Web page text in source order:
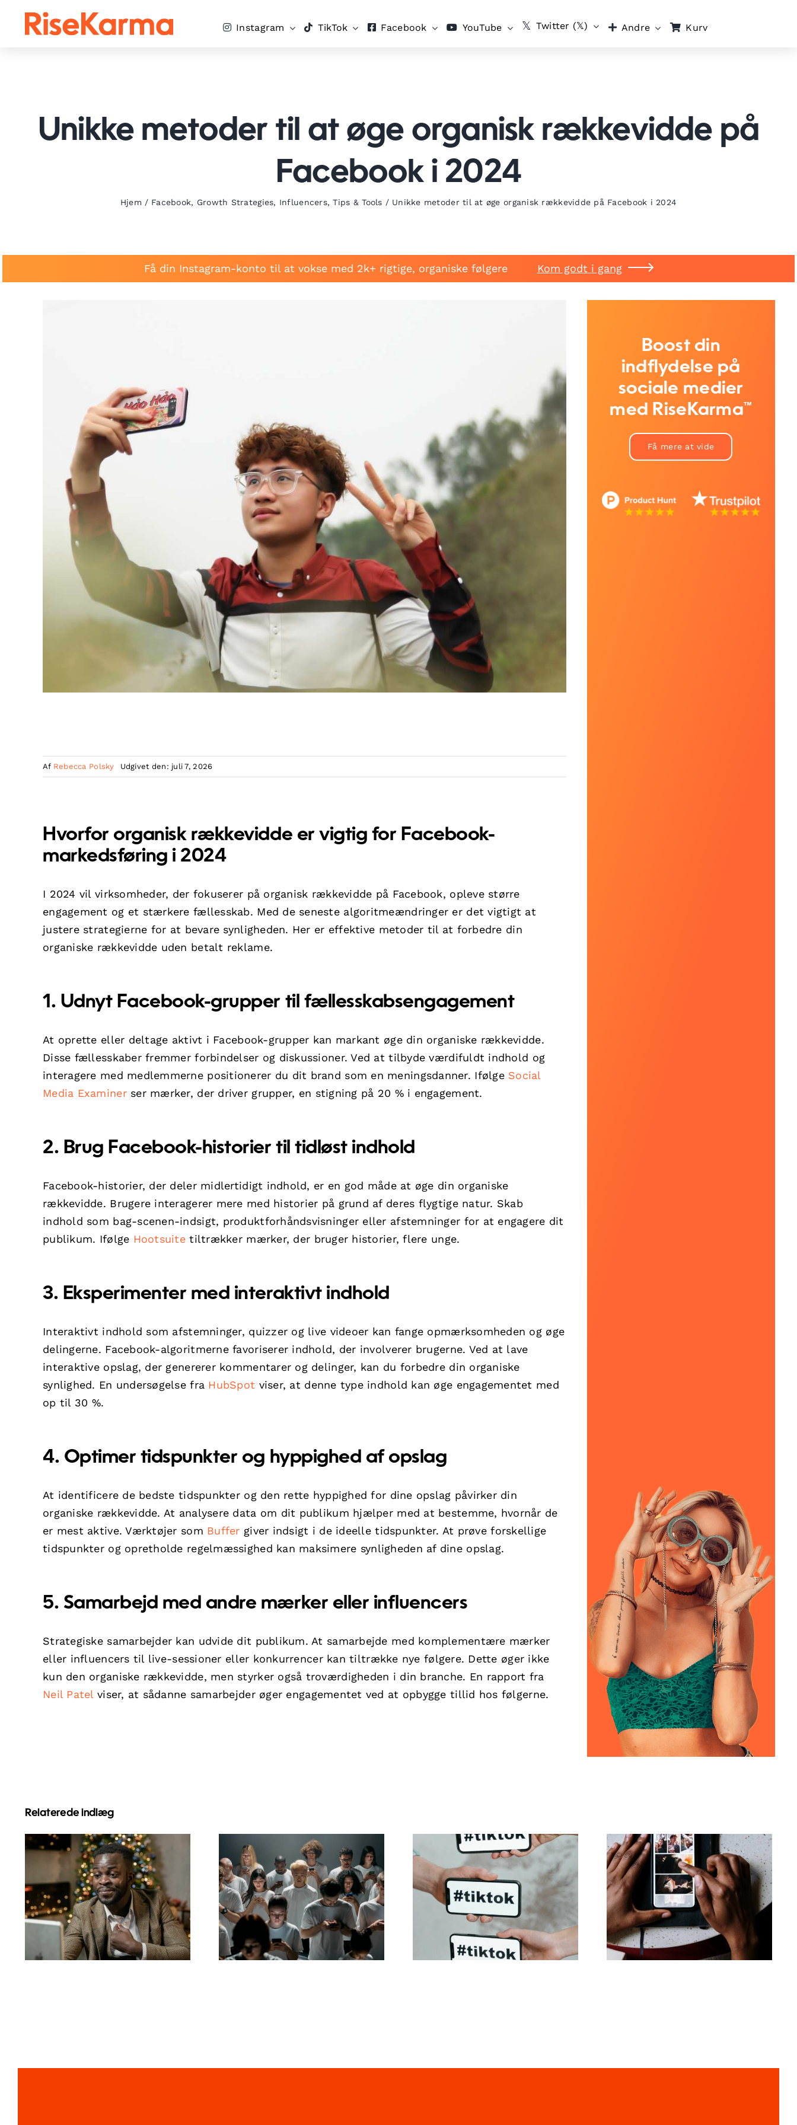
Instagram TikTok Facebook YouTube Twitter (𝕏) Andre Kurv
Unikke metoder til at øge organisk rækkevidde på
Facebook i 2024
Hjem / Facebook, Growth Strategies, Influencers,Tips & Tools / Unikke metoder til at øge organisk rækkevidde på Facebook i 2024
Få din Instagram-konto til at vokse med 2k+ rigtige, organiske følgere Kom godt i gang
Af Rebecca Polsky Udgivet den: juli 7, 2026
Hvorfor organisk rækkevidde er vigtig for Facebook-
markedsføring i 2024
I 2024 vil virksomheder, der fokuserer på organisk rækkevidde på Facebook, opleve større
engagement og et stærkere fællesskab. Med de seneste algoritmeændringer er det vigtigt at
justere strategierne for at bevare synligheden. Her er effektive metoder til at forbedre din
organiske rækkevidde uden betalt reklame.
1. Udnyt Facebook-grupper til fællesskabsengagement
At oprette eller deltage aktivt i Facebook-grupper kan markant øge din organiske rækkevidde.
Disse fællesskaber fremmer forbindelser og diskussioner. Ved at tilbyde værdifuldt indhold og
interagere med medlemmerne positionerer du dit brand som en meningsdanner. Ifølge Social
Media Examinerser mærker, der driver grupper, en stigning på 20 % i engagement.
2. Brug Facebook-historier til tidløst indhold
Facebook-historier, der deler midlertidigt indhold, er en god måde at øge din organiske
rækkevidde. Brugere interagerer mere med historier på grund af deres flygtige natur. Skab
indhold som bag-scenen-indsigt, produktforhåndsvisninger eller afstemninger for at engagere dit
publikum. Ifølge Hootsuite tiltrækker mærker, der bruger historier, flere unge.
3. Eksperimenter med interaktivt indhold
Interaktivt indhold som afstemninger, quizzer og live videoer kan fange opmærksomheden og øge
delingerne. Facebook-algoritmerne favoriserer indhold, der involverer brugerne. Ved at lave
interaktive opslag, der genererer kommentarer og delinger, kan du forbedre din organiske
synlighed. En undersøgelse fra HubSpot viser, at denne type indhold kan øge engagementet med
op til 30 %.
4. Optimer tidspunkter og hyppighed af opslag
At identificere de bedste tidspunkter og den rette hyppighed for dine opslag påvirker din
organiske rækkevidde. At analysere data om dit publikum hjælper med at bestemme, hvornår de
er mest aktive. Værktøjer som Buffer giver indsigt i de ideelle tidspunkter. At prøve forskellige
tidspunkter og opretholde regelmæssighed kan maksimere synligheden af dine opslag.
5. Samarbejd med andre mærker eller influencers
Strategiske samarbejder kan udvide dit publikum. At samarbejde med komplementære mærker
eller influencers til live-sessioner eller konkurrencer kan tiltrække nye følgere. Dette øger ikke
kun den organiske rækkevidde, men styrker også troværdigheden i din branche. En rapport fra
Neil Patel viser, at sådanne samarbejder øger engagementet ved at opbygge tillid hos følgerne.
Boost din
indflydelse på
sociale medier
med RiseKarma™
Få mere at vide
Relaterede indlæg
Sådan skjuler du
følgere på LinkedIn
for at bevare
privatlivet
Tips til at designe
flotte Facebook-
annoncer, der
konverterer
De bedste
privatindstillinger for
TikTok i 2024
Bedste apps til at
animere fotos til
fængende Facebook-
opslag